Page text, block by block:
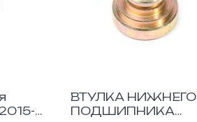
ВТУЛКА НИЖНЕГО
ПОДШИПНИКА